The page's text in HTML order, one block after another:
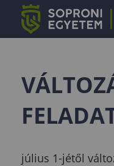
július 1-jétől